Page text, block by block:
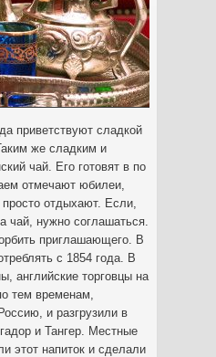
приветствуют сладкой
же сладким и
чай. Его готовят в по
отмечают юбилеи,
отдыхают. Если,
чай, нужно соглашаться.
приглашающего. В
с 1854 года. В
английские торговцы на
тем временам,
и разгрузили в
и Тангер. Местные
этот напиток и сделали